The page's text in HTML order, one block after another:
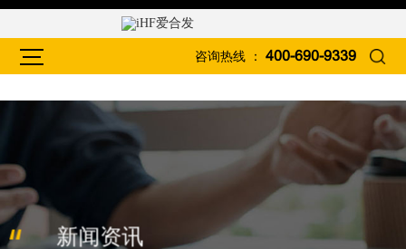
咨询热线 ： 400-690-9339
新闻资讯